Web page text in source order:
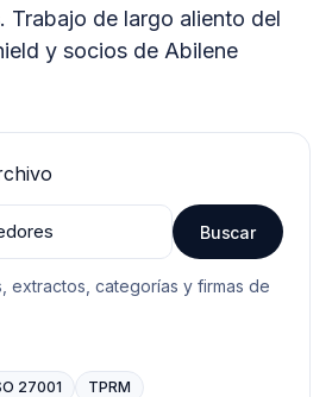
Trabajo de largo aliento del
y socios de Abilene
Buscar
extractos, categorías y firmas de
27001
TPRM